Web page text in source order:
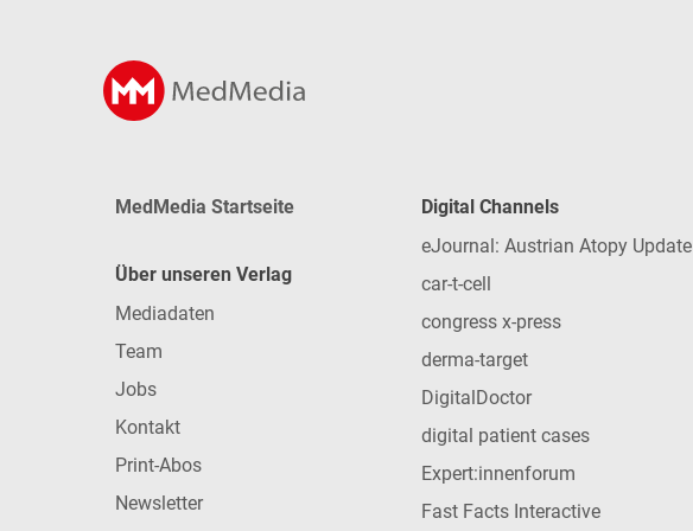
MedMedia Startseite
Über unseren Verlag
Mediadaten
Team
Jobs
Kontakt
Print-Abos
Newsletter
Digital Channels
eJournal: Austrian Atopy Update
car-t-cell
congress x-press
derma-target
DigitalDoctor
digital patient cases
Expert:innenforum
Fast Facts Interactive